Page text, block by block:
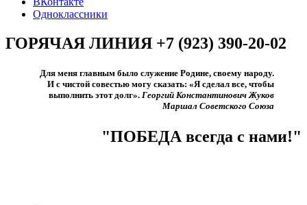
Одноклассники
ГОРЯЧАЯ ЛИНИЯ +7 (923) 390-20-02
Для меня главным было служение Родине, своему народу.
И с чистой совестью могу сказать: «Я сделал все, чтобы
выполнить этот долг».​ Георгий Константинович Жуков
Маршал Советского Союза
"ПОБЕДА всегда с нами!"